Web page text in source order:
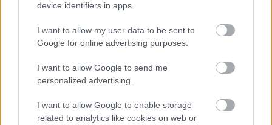
device identifiers in apps.
I want to allow my user data to be sent to
Google for online advertising purposes.
I want to allow Google to send me
personalized advertising.
I want to allow Google to enable storage
related to analytics like cookies on web or
Loading...
ΣΗΜΕΡΑ ΣΤΟ IATRONET.GR